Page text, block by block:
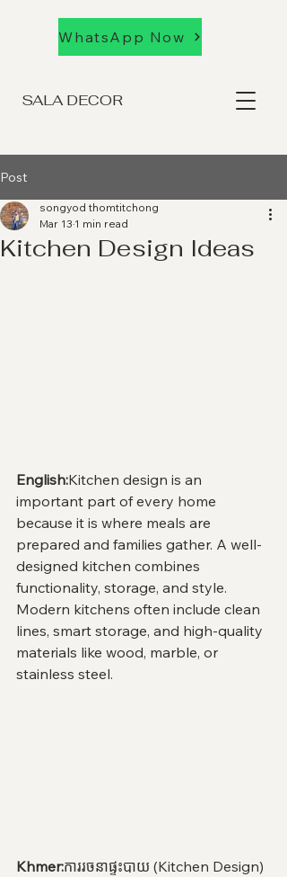
SALA DECOR
WhatsApp Now
Post
Kitchen Design Ideas
songyod thomtitchong
Mar 13 1 min read
English:Kitchen design is an
important part of every home
because it is where meals are
prepared and families gather. A well-
designed kitchen combines
functionality, storage, and style.
Modern kitchens often include clean
lines, smart storage, and high-quality
materials like wood, marble, or
stainless steel.
Khmer:ការរចនាផ្ទះបាយ (Kitchen Design)